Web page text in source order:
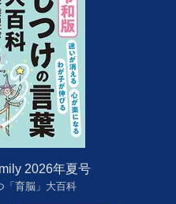
2026年夏号
「育脳」大百科